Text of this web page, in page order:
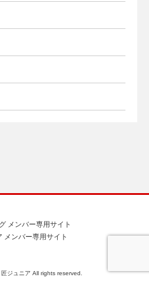
メンバー専用サイト
メンバー専用サイト
ジュニア All rights reserved.